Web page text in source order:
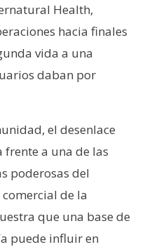
Health,
hacia finales
vida a una
daban por
el desenlace
a una de las
poderosas del
de la
que una base de
puede influir en